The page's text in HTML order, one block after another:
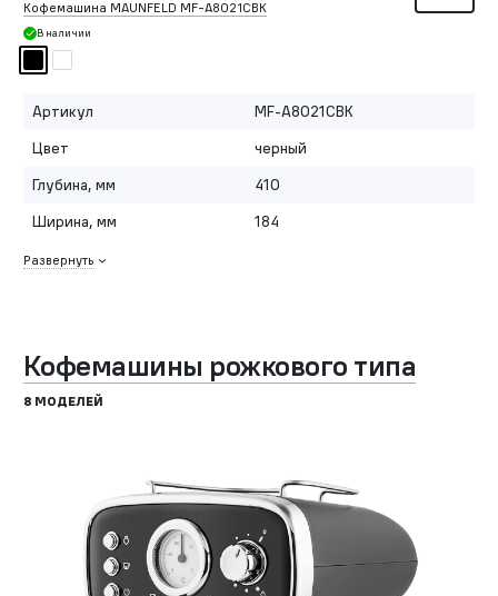
Кофемашина MAUNFELD MF-A8021CBK
В наличии
Артикул
MF-A8021CBK
Цвет
черный
Глубина, мм
410
Ширина, мм
184
Развернуть
Кофемашины рожкового типа
8 МОДЕЛЕЙ